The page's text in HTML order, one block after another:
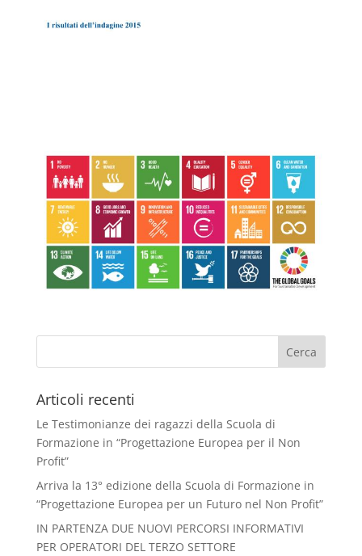
Articoli recenti
Le Testimonianze dei ragazzi della Scuola di
Formazione in “Progettazione Europea per il Non
Profit”
Arriva la 13° edizione della Scuola di Formazione in
“Progettazione Europea per un Futuro nel Non Profit”
IN PARTENZA DUE NUOVI PERCORSI INFORMATIVI
PER OPERATORI DEL TERZO SETTORE